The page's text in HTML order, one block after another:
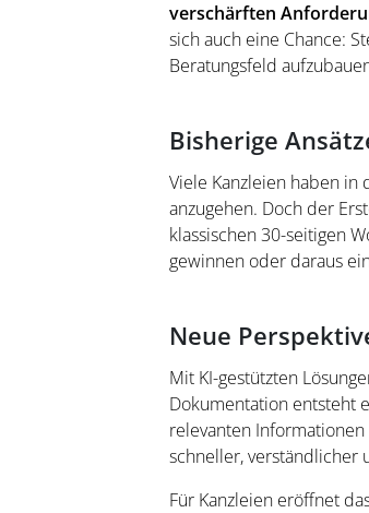
verschärften
sich auch eine Chance:
Beratungsfeld
Bisherige
Viele Kanzleien haben in
anzugehen. Doch der
klassischen 30-seitigen
gewinnen oder daraus
Neue
Mit KI-gestützten
Dokumentation entsteht
relevanten
schneller, verständlicher
Für Kanzleien eröffnet